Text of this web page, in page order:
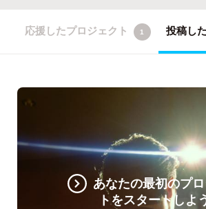
応援したプロジェクト 1 投稿し
あなたの最初のプ
トをスタートしよ